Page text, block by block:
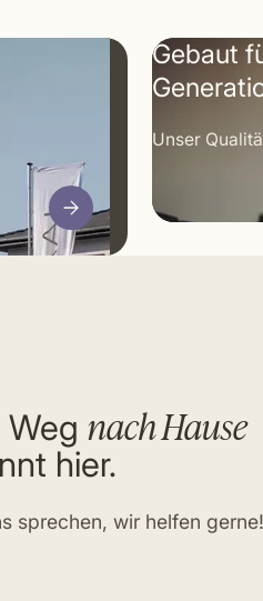
Gebaut
Unser
Weg nach Hause
hier.
sprechen, wir helfen gerne!